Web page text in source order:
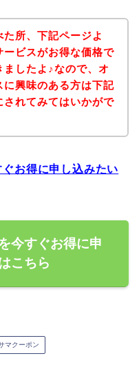
所、下記ページよ
ービスがお得な価格で
したよ♪なので、オ
に興味のある方は下記
れてみてはいかがで
お得に申し込みたい
今すぐお得に申
こちら
マクーポン